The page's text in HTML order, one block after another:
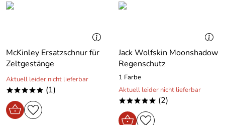
McKinley Ersatzschnur für
Zeltgestänge
Aktuell leider nicht lieferbar
***** (1)
Jack Wolfskin Moonshadow
Regenschutz
1 Farbe
Aktuell leider nicht lieferbar
***** (2)